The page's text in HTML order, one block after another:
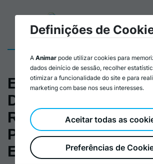
Emprego em
Diagnóstico e
Recomendações de
Pública e
Empresariais
Definições de
A Animar pode utilizar cookies para
dados deinício de sessão, recolher
otimizar a funcionalidade do site e para
marketing com base nos seus interesses.
Preferências de
Aceitar todas as